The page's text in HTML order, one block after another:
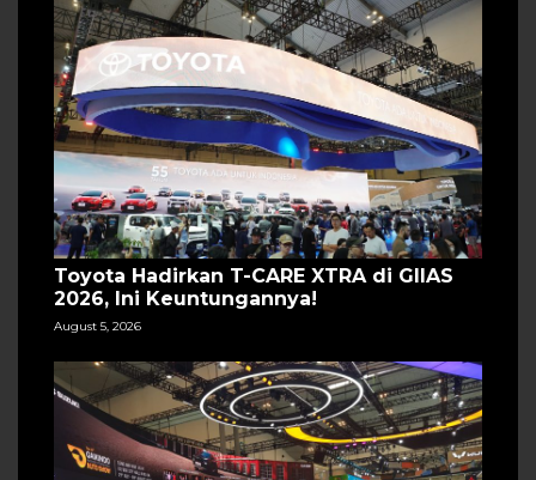
Toyota Hadirkan T-CARE XTRA di GIIAS
2026, Ini Keuntungannya!
August 5, 2026